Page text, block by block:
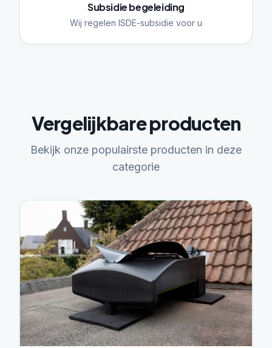
Subsidie begeleiding
Wij regelen ISDE-subsidie voor u
Vergelijkbare producten
Bekijk onze populairste producten in deze
categorie